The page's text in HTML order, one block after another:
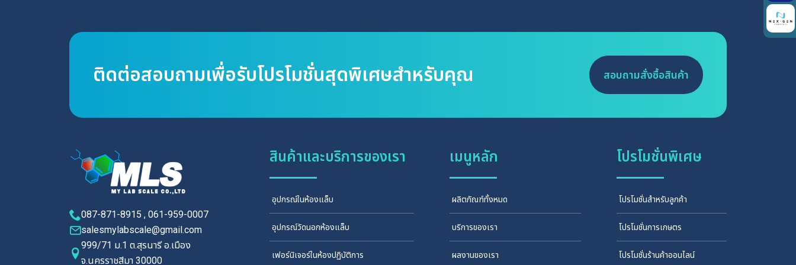
ติดต่อสอบถามเพื่อรับโปรโมชั่นสุดพิเศษสำหรับคุณ สอบถามสั่งซื้อสินค้า
087-871-8915 , 061-959-0007
salesmylabscale@gmail.com
999/71 ม.1 ต.สุรนารี อ.เมือง
จ.นครราชสีมา 30000
สินค้าและบริการของเรา
อุปกรณ์ในห้องแล็บ
อุปกรณ์วัดนอกห้องแล็บ
เฟอร์นิเจอร์ในห้องปฏิบัติการ
เมนูหลัก
ผลิตภัณฑ์ทั้งหมด
บริการของเรา
ผลงานของเรา
โปรโมชั่นพิเศษ
โปรโมชั่นสำหรับลูกค้า
โปรโมชั่นการเกษตร
โปรโมชั่นร้านค้าออนไลน์